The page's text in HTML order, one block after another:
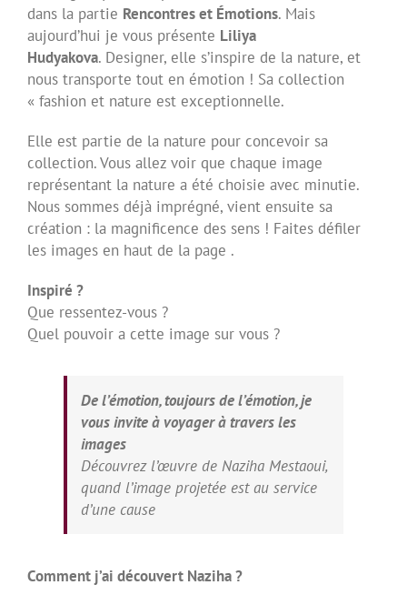
dans la partie Rencontres et Émotions. Mais
aujourd’hui je vous présente Liliya
Hudyakova. Designer, elle s’inspire de la nature, et
nous transporte tout en émotion ! Sa collection
« fashion et nature est exceptionnelle.
Elle est partie de la nature pour concevoir sa
collection. Vous allez voir que chaque image
représentant la nature a été choisie avec minutie.
Nous sommes déjà imprégné, vient ensuite sa
création : la magnificence des sens ! Faites défiler
les images en haut de la page .
Inspiré ?
Que ressentez-vous ?
Quel pouvoir a cette image sur vous ?
De l’émotion, toujours de l’émotion, je
vous invite à voyager à travers les
images
Découvrez l’œuvre de Naziha Mestaoui,
quand l’image projetée est au service
d’une cause
Comment j’ai découvert Naziha ?